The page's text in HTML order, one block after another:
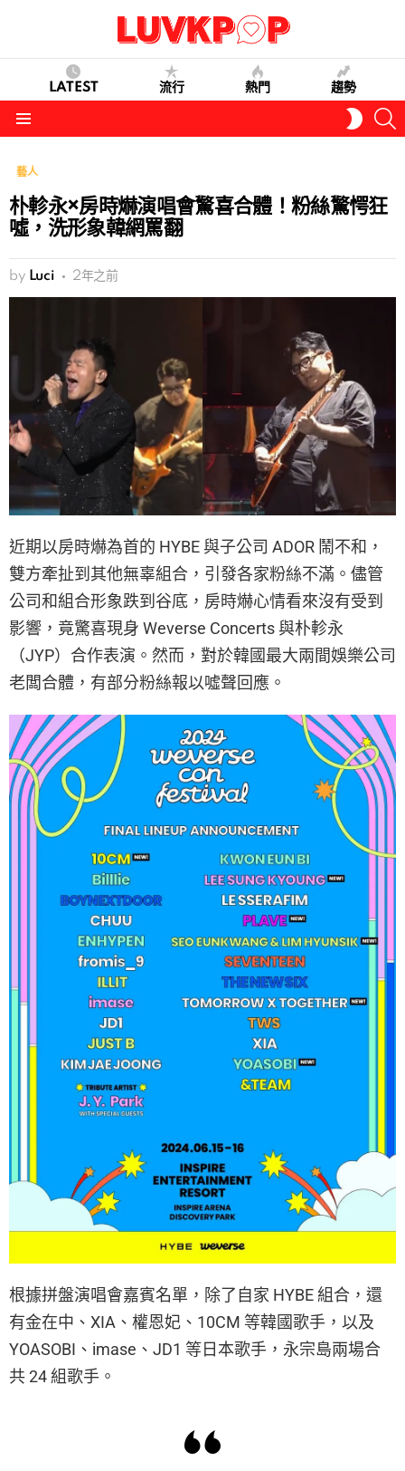
LATEST 流行 熱門 趨勢
SKIN
藝人
朴軫永×房時爀演唱會驚喜合體！粉絲驚愕狂
噓，洗形象韓網罵翻
by Luci 2年之前
近期以房時爀為首的 HYBE 與子公司 ADOR 鬧不和，
雙方牽扯到其他無辜組合，引發各家粉絲不滿。儘管
公司和組合形象跌到谷底，房時爀心情看來沒有受到
影響，竟驚喜現身 Weverse Concerts 與朴軫永
（JYP）合作表演。然而，對於韓國最大兩間娛樂公司
老闆合體，有部分粉絲報以噓聲回應。
根據拼盤演唱會嘉賓名單，除了自家 HYBE 組合，還
有金在中、XIA、權恩妃、10CM 等韓國歌手，以及
YOASOBI、imase、JD1 等日本歌手，永宗島兩場合
共 24 組歌手。